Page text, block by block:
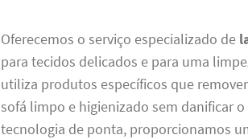
Oferecemos o serviço especializado de
para tecidos delicados e para uma
utiliza produtos específicos que
sofá limpo e higienizado sem danificar
tecnologia de ponta, proporcionamos